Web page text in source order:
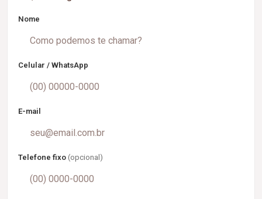
Nome
Celular / WhatsApp
E-mail
Telefone fixo (opcional)